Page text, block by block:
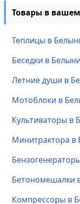
Товары в
Теплицы в
Беседки в
Летние души в
Мотоблоки в
Культиваторы в
Минитрактора в
Бетономешалки
Компрессоры в